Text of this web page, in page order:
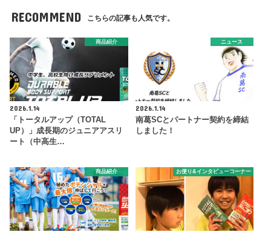
RECOMMEND こちらの記事も人気です。
商品紹介
2026.1.14
「トータルアップ（TOTAL
UP）」成長期のジュニアアスリ
ート（中高生…
ニュース
2026.1.14
南葛SCとパートナー契約を締結
しました！
商品紹介 お便り&インタビューコーナー